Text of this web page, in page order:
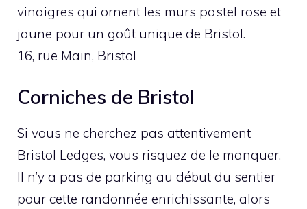
vinaigres qui ornent les murs pastel rose et
jaune pour un goût unique de Bristol.
16, rue Main, Bristol
Corniches de Bristol
Si vous ne cherchez pas attentivement
Bristol Ledges, vous risquez de le manquer.
Il n’y a pas de parking au début du sentier
pour cette randonnée enrichissante, alors